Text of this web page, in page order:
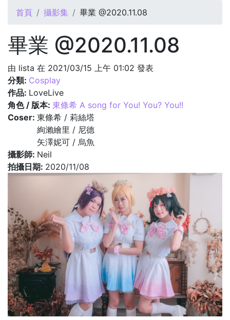
您在這裡
首頁 攝影集 畢業 @2020.11.08
畢業 @2020.11.08
由 lista 在 2021/03/15 上午 01:02 發表
分類: Cosplay
作品: LoveLive
角色 / 版本: 東條希 A song for You! You? You!!
Coser: 東條希 / 莉絲塔
絢瀨繪里 / 尼德
矢澤妮可 / 烏魚
攝影師: Neil
拍攝日期: 2020/11/08